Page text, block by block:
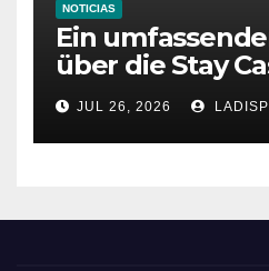
NOTICIAS
Ein
über die Stay
JUL 26, 2026